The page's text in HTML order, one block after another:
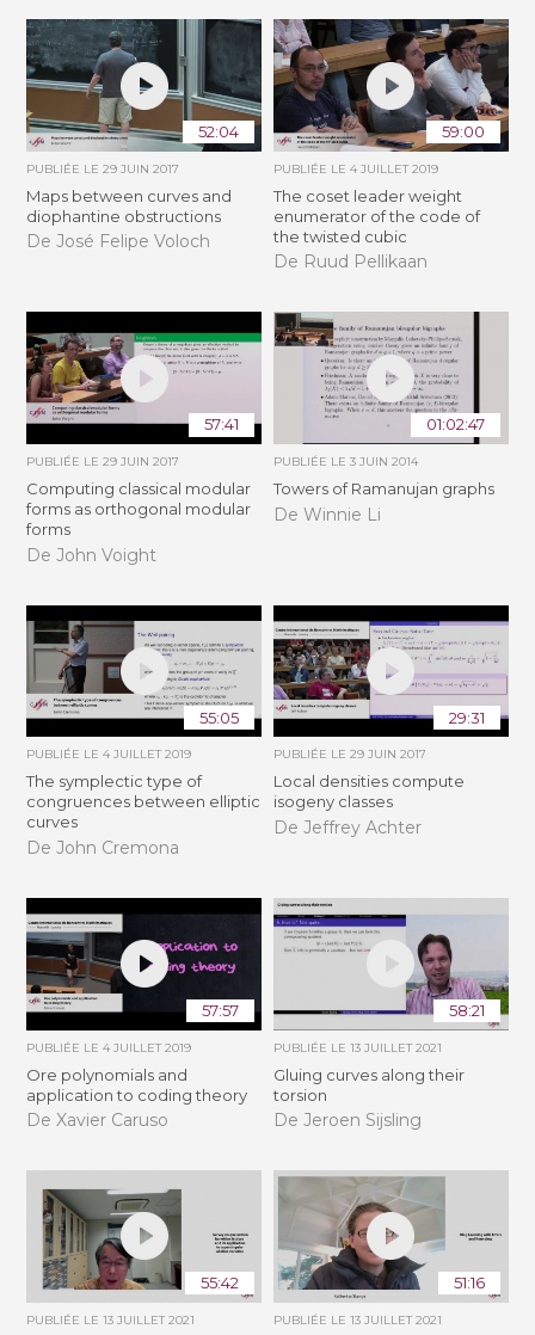
52:04
PUBLIÉE LE29 JUIN 2017
Maps between curves and
diophantine obstructions
De José Felipe Voloch
59:00
PUBLIÉE LE 4 JUILLET 2019
The coset leader weight
enumerator of the code of
the twisted cubic
De Ruud Pellikaan
57:41
PUBLIÉE LE29 JUIN 2017
Computing classical modular
forms as orthogonal modular
forms
De John Voight
01:02:47
PUBLIÉE LE 3 JUIN 2014
Towers of Ramanujan graphs
De Winnie Li
55:05
PUBLIÉE LE4 JUILLET 2019
The symplectic type of
congruences between elliptic
curves
De John Cremona
29:31
PUBLIÉE LE 29 JUIN 2017
Local densities compute
isogeny classes
De Jeffrey Achter
57:57
PUBLIÉE LE4 JUILLET 2019
Ore polynomials and
application to coding theory
De Xavier Caruso
58:21
PUBLIÉE LE 13 JUILLET 2021
Gluing curves along their
torsion
De Jeroen Sijsling
55:42
PUBLIÉE LE13 JUILLET 2021
51:16
PUBLIÉE LE 13 JUILLET 2021